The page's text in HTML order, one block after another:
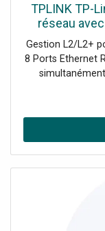
TPLINK TP-
réseau
Gestion L2/L2+
8 Ports Ethernet
commutation
rapide et
le